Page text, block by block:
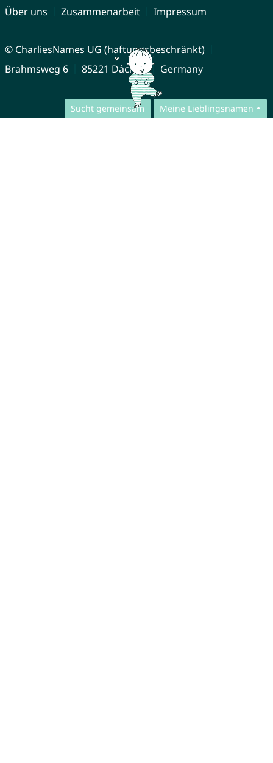
Sucht gemeinsam Meine Lieblingsnamen
Über uns
Zusammenarbeit Impressum
© CharliesNames UG (haftungsbeschränkt)
Brahmsweg 6
85221 Dachau Germany